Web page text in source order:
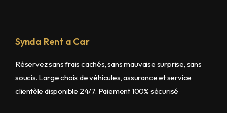
Synda Rent a Car
Réservez sans frais cachés, sans mauvaise surprise, sans
soucis. Large choix de véhicules, assurance et service
clientèle disponible 24/7. Paiement 100% sécurisé